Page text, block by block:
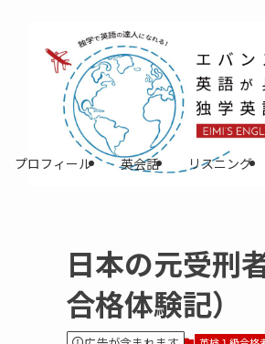
プロフィール 英会話 リスニング
日本の元受刑
合格体験記）